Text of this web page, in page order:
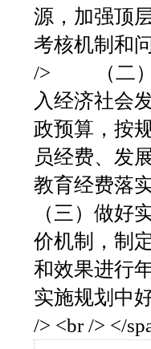
源，加强顶
考核机制和
/> （二）加
入经济社会
政预算，按
员经费、发
教育经费落
（三）做好
价机制，制
和效果进行
实施规划中
/> <br /> </